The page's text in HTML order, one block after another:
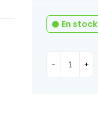
En stock
- +